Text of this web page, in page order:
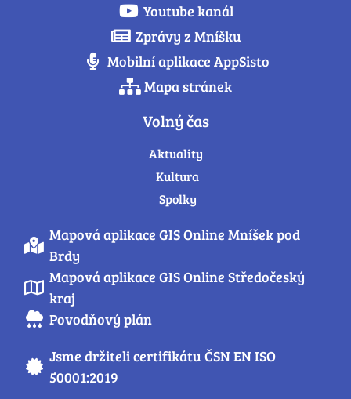
Youtube kanál
Zprávy z Mníšku
Mobilní aplikace AppSisto
Mapa stránek
Volný čas
Aktuality
Kultura
Spolky
Mapová aplikace GIS Online Mníšek pod
Brdy
Mapová aplikace GIS Online Středočeský
kraj
Povodňový plán
Jsme držiteli certifikátu ČSN EN ISO
50001:2019